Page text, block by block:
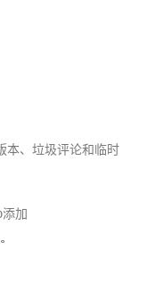
、垃圾评论和临时
添加
。